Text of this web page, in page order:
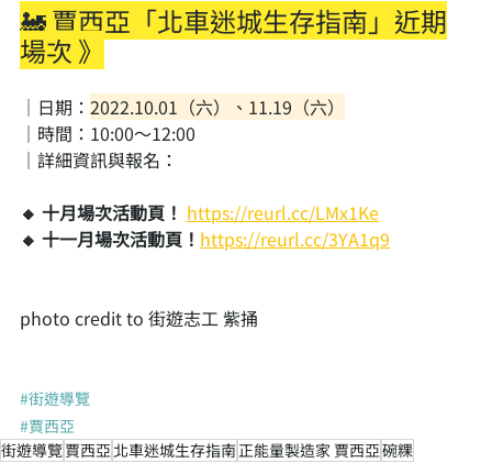
🚂 賈西亞「北車迷城生存指南」近期
場次 》
｜日期： 2022.10.01（六）、11.19（六）
｜時間：10:00～12:00
｜詳細資訊與報名：
🔸 十月場次活動頁！ https://reurl.cc/LMx1Ke
🔸 十一月場次活動頁！ https://reurl.cc/3YA1q9
photo credit to 街遊志工 紫捅
#街遊導覽
#賈西亞
街遊導覽賈西亞北車迷城生存指南正能量製造家 賈西亞碗粿